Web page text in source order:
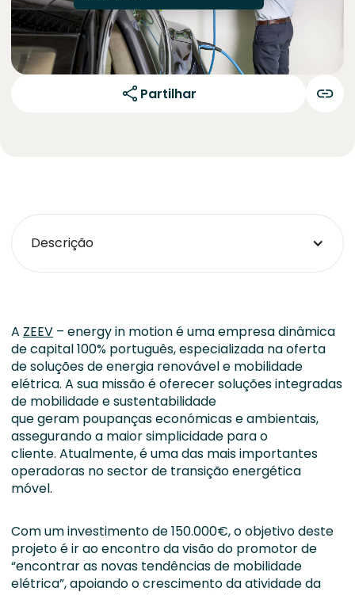
Partilhar
Descrição
A ZEEV – energyin motioné uma empresa dinâmica
de capital 100% português, especializada na oferta
de soluções de energia renovável e mobilidade
elétrica. A sua missão éoferecersoluções integradas
de mobilidade e sustentabilidade
quegeram poupanças económicas e ambientais,
assegurando a maior simplicidade para o
cliente. Atualmente, éumadas mais importantes
operadoras no sector de transição energética
móvel.
Com um investimentode 150.000€, o objetivo deste
projetoéir ao encontro davisão do promotor de
“encontrar as novas tendências de mobilidade
elétrica”, apoiando o crescimento da atividade da